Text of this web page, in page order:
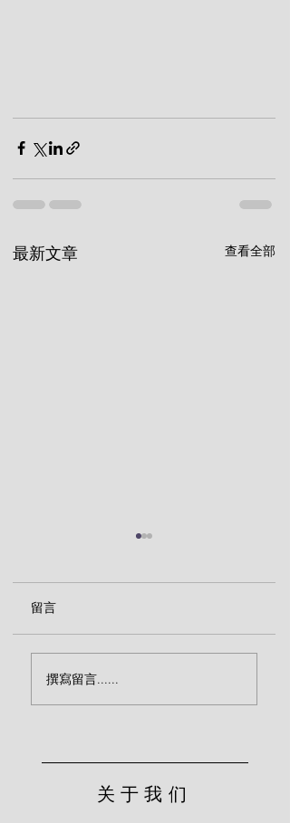
最新文章 查看全部
克）
留言
撰寫留言......
关于我们